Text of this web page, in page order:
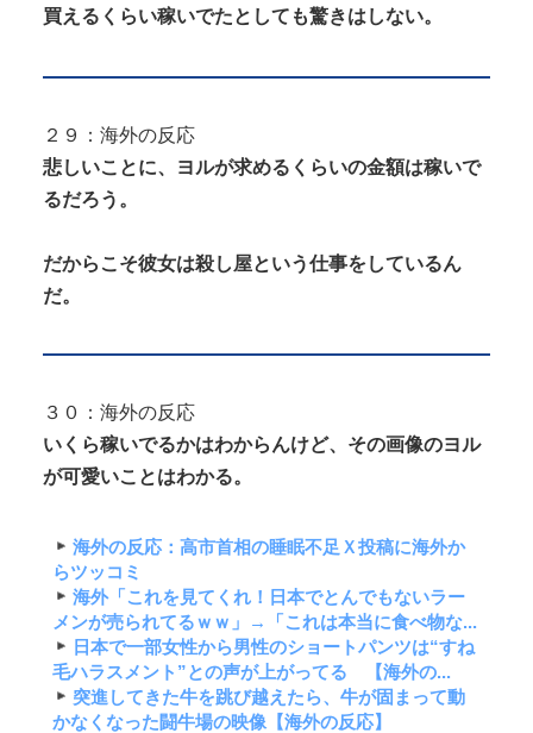
買えるくらい稼いでたとしても驚きはしない。
２９：海外の反応
悲しいことに、ヨルが求めるくらいの金額は稼いで
るだろう。
だからこそ彼女は殺し屋という仕事をしているん
だ。
３０：海外の反応
いくら稼いでるかはわからんけど、その画像のヨル
が可愛いことはわかる。
海外の反応：高市首相の睡眠不足Ｘ投稿に海外か
らツッコミ
海外「これを見てくれ！日本でとんでもないラー
メンが売られてるｗｗ」→「これは本当に食べ物な...
日本で一部女性から男性のショートパンツは“すね
毛ハラスメント”との声が上がってる 【海外の...
突進してきた牛を跳び越えたら、牛が固まって動
かなくなった闘牛場の映像【海外の反応】